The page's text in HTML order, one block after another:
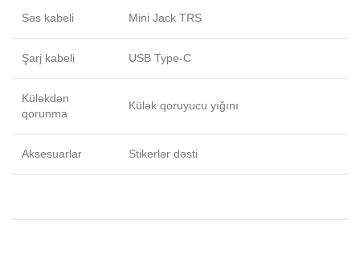
Səs kabeli Mini Jack TRS
Şarj kabeli USB Type-C
Küləkdən
qorunma
Külək qoruyucu yığını
Aksesuarlar Stikerlər dəsti